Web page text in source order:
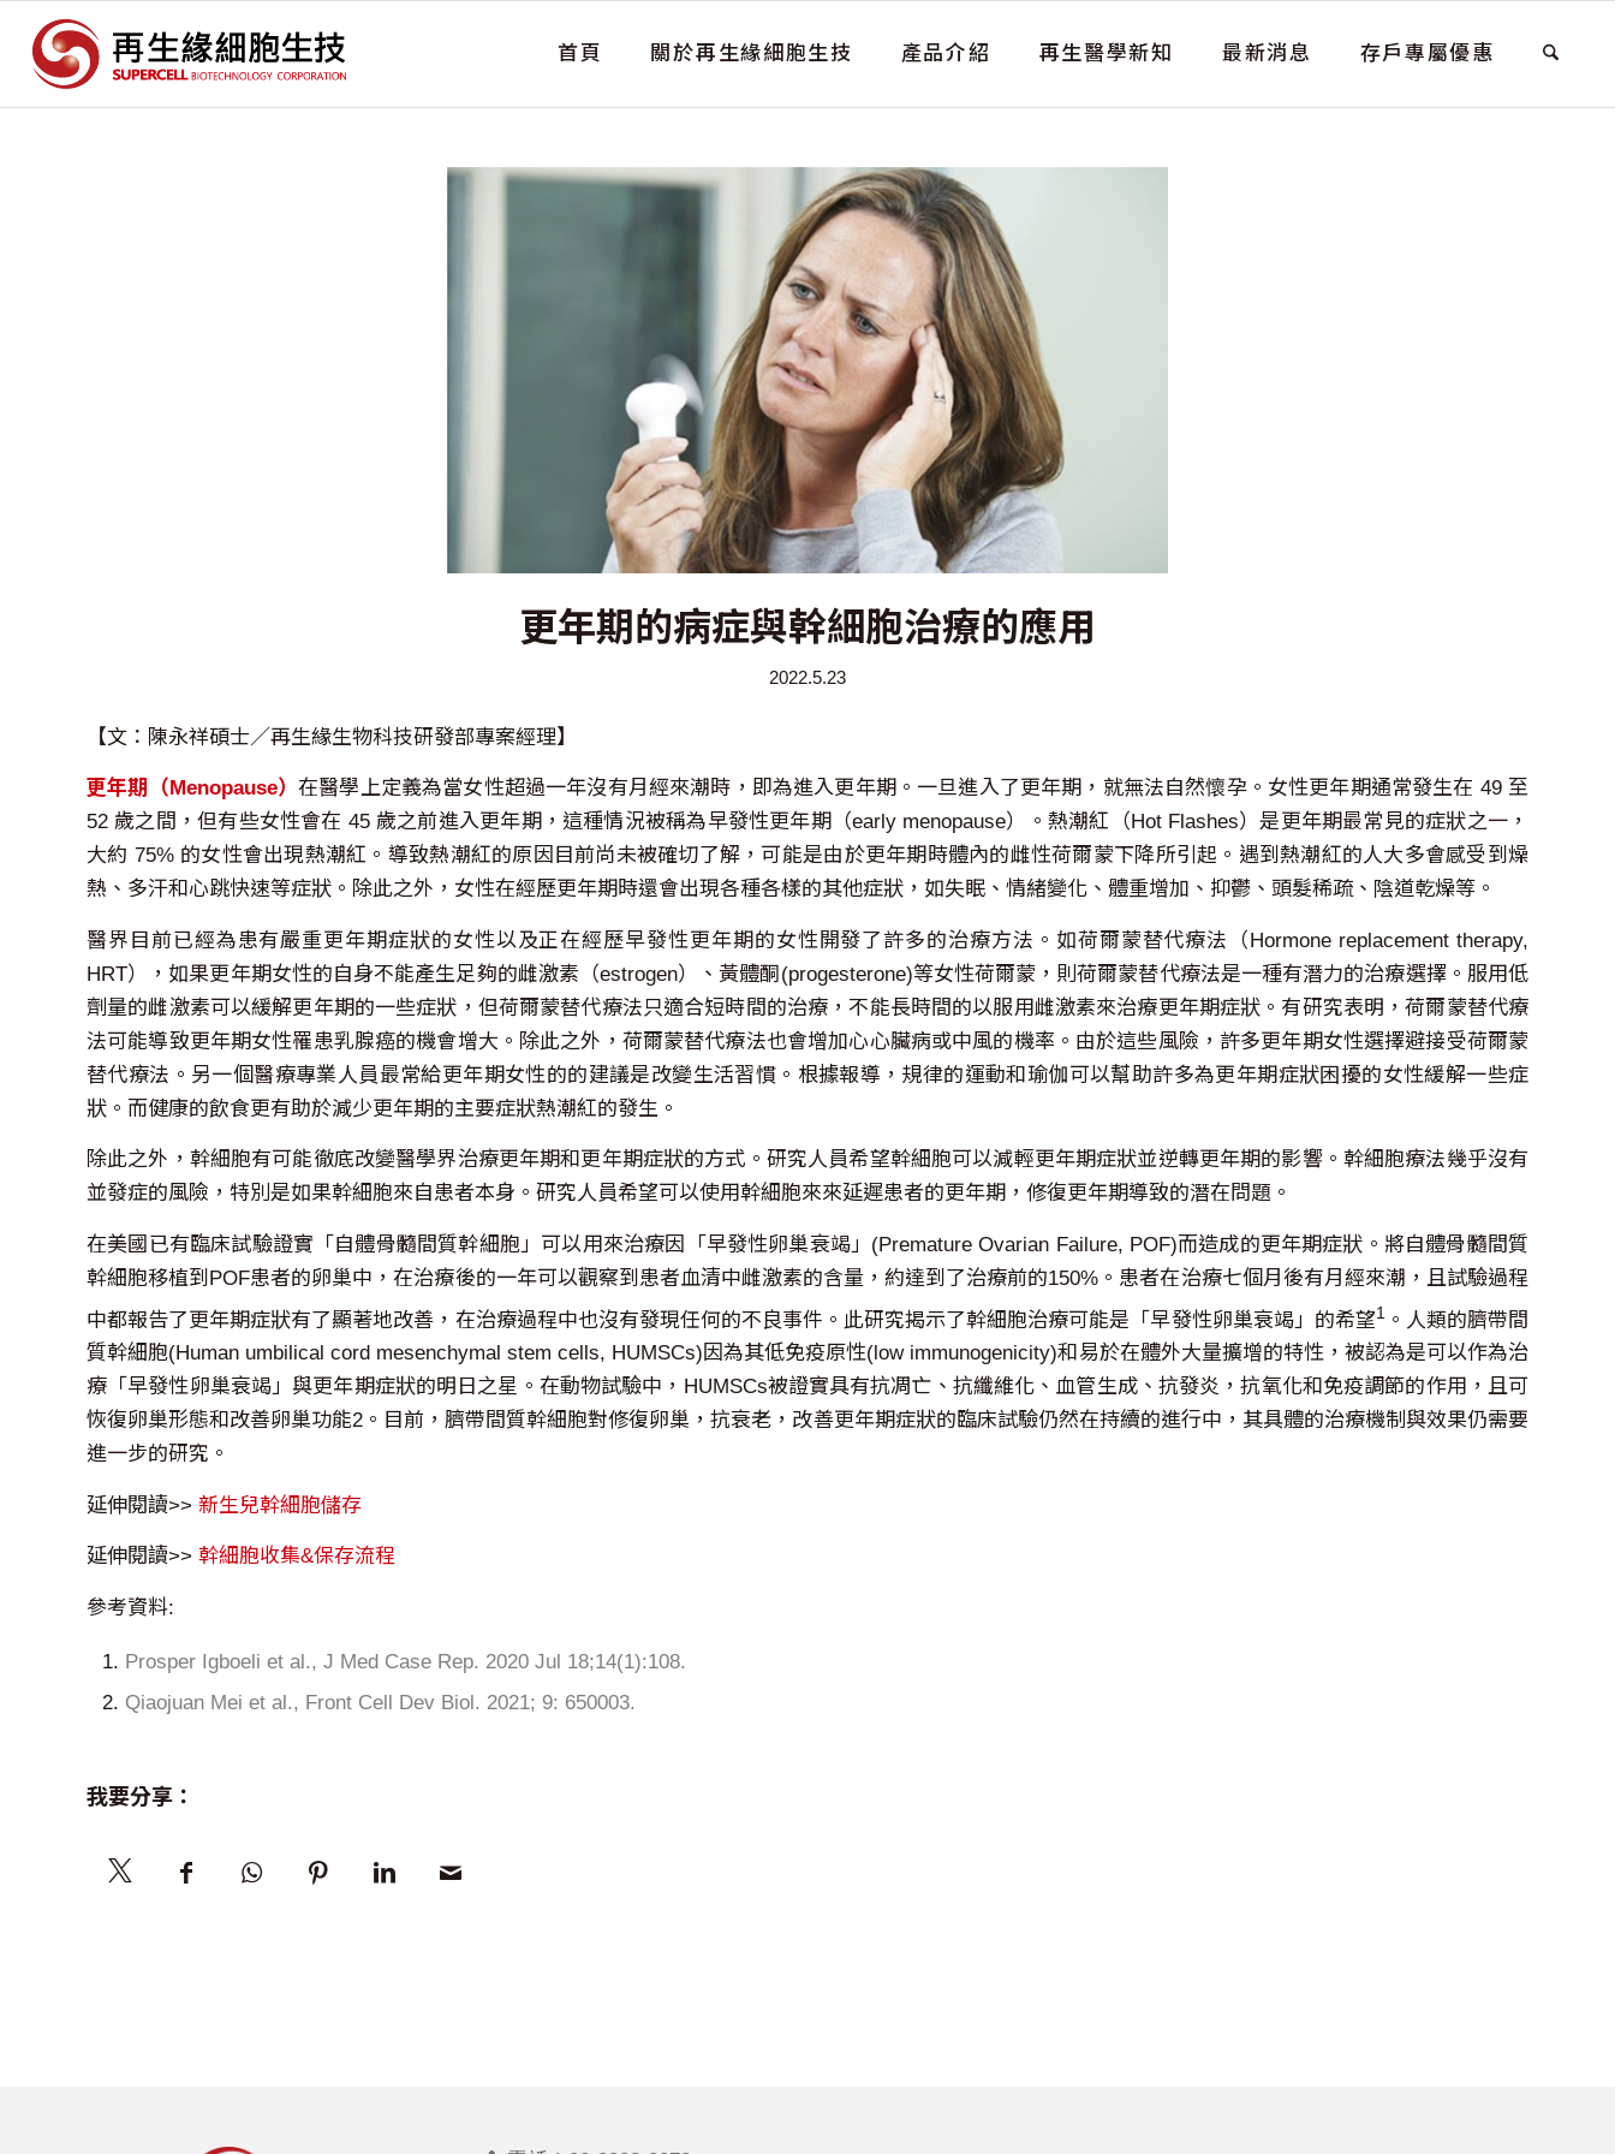
首頁 關於再生緣細胞生技 產品介紹 再生醫學新知 最新消息 存戶專屬優惠
更年期的病症與幹細胞治療的應用
2022.5.23
【文：陳永祥碩士／再生緣生物科技研發部專案經理】
更年期（Menopause）在醫學上定義為當女性超過一年沒有月經來潮時，即為進入更年期。一旦進入了更年期，就無法自然懷孕。女性更年期通常發生在 49 至
52 歲之間，但有些女性會在 45 歲之前進入更年期，這種情況被稱為早發性更年期（early menopause）。熱潮紅（Hot Flashes）是更年期最常見的症狀之一，
大約 75% 的女性會出現熱潮紅。導致熱潮紅的原因目前尚未被確切了解，可能是由於更年期時體內的雌性荷爾蒙下降所引起。遇到熱潮紅的人大多會感受到燥
熱、多汗和心跳快速等症狀。除此之外，女性在經歷更年期時還會出現各種各樣的其他症狀，如失眠、情緒變化、體重增加、抑鬱、頭髮稀疏、陰道乾燥等。
醫界目前已經為患有嚴重更年期症狀的女性以及正在經歷早發性更年期的女性開發了許多的治療方法。如荷爾蒙替代療法（Hormone replacement therapy,
HRT），如果更年期女性的自身不能產生足夠的雌激素（estrogen）、黃體酮(progesterone)等女性荷爾蒙，則荷爾蒙替代療法是一種有潛力的治療選擇。服用低
劑量的雌激素可以緩解更年期的一些症狀，但荷爾蒙替代療法只適合短時間的治療，不能長時間的以服用雌激素來治療更年期症狀。有研究表明，荷爾蒙替代療
法可能導致更年期女性罹患乳腺癌的機會增大。除此之外，荷爾蒙替代療法也會增加心心臟病或中風的機率。由於這些風險，許多更年期女性選擇避接受荷爾蒙
替代療法。另一個醫療專業人員最常給更年期女性的的建議是改變生活習慣。根據報導，規律的運動和瑜伽可以幫助許多為更年期症狀困擾的女性緩解一些症
狀。而健康的飲食更有助於減少更年期的主要症狀熱潮紅的發生。
除此之外，幹細胞有可能徹底改變醫學界治療更年期和更年期症狀的方式。研究人員希望幹細胞可以減輕更年期症狀並逆轉更年期的影響。幹細胞療法幾乎沒有
並發症的風險，特別是如果幹細胞來自患者本身。研究人員希望可以使用幹細胞來來延遲患者的更年期，修復更年期導致的潛在問題。
在美國已有臨床試驗證實「自體骨髓間質幹細胞」可以用來治療因「早發性卵巢衰竭」(Premature Ovarian Failure, POF)而造成的更年期症狀。將自體骨髓間質
幹細胞移植到POF患者的卵巢中，在治療後的一年可以觀察到患者血清中雌激素的含量，約達到了治療前的150%。患者在治療七個月後有月經來潮，且試驗過程
中都報告了更年期症狀有了顯著地改善，在治療過程中也沒有發現任何的不良事件。此研究揭示了幹細胞治療可能是「早發性卵巢衰竭」的希望1。人類的臍帶間
質幹細胞(Human umbilical cord mesenchymal stem cells, HUMSCs)因為其低免疫原性(low immunogenicity)和易於在體外大量擴增的特性，被認為是可以作為治
療「早發性卵巢衰竭」與更年期症狀的明日之星。在動物試驗中，HUMSCs被證實具有抗凋亡、抗纖維化、血管生成、抗發炎，抗氧化和免疫調節的作用，且可
恢復卵巢形態和改善卵巢功能2。目前，臍帶間質幹細胞對修復卵巢，抗衰老，改善更年期症狀的臨床試驗仍然在持續的進行中，其具體的治療機制與效果仍需要
進一步的研究。
延伸閱讀>> 新生兒幹細胞儲存
延伸閱讀>> 幹細胞收集&保存流程
參考資料:
Prosper Igboeli et al., J Med Case Rep. 2020 Jul 18;14(1):108.
Qiaojuan Mei et al., Front Cell Dev Biol. 2021; 9: 650003.
我要分享：